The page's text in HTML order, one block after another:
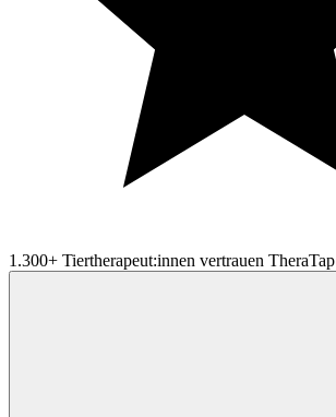
1.300+ Tiertherapeut:innen vertrauen TheraTap